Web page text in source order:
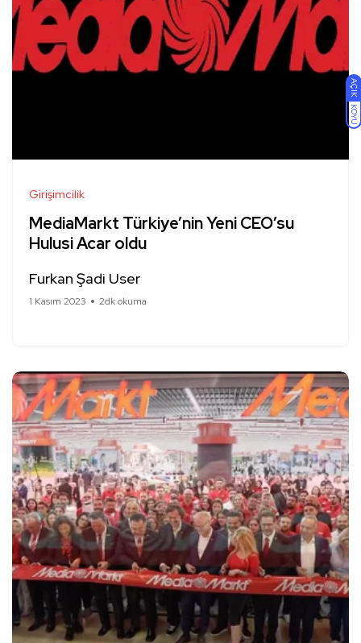
AÇIK
KOYU
Girişimcilik
MediaMarkt Türkiye’nin Yeni CEO’su
Hulusi Acar oldu
Furkan Şadi User
1 Kasım 2023 2dk okuma